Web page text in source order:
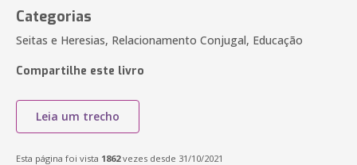
Categorias
Seitas e Heresias, Relacionamento Conjugal, Educação
Compartilhe este livro
Leia um trecho
Esta página foi vista 1862vezes desde 31/10/2021